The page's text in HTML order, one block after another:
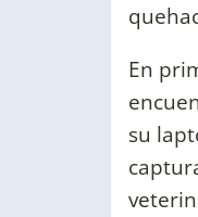
En
su